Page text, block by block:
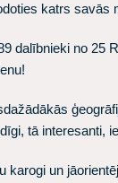
katrs savās
dalībnieki no 25
tā interesanti,
karogi un